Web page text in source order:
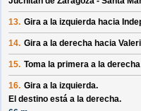
13. Gira a la izquierda hacia
14. Gira a la derecha hacia
15. Toma la primera a la
16. Gira a la izquierda.
El destino está a la derecha.